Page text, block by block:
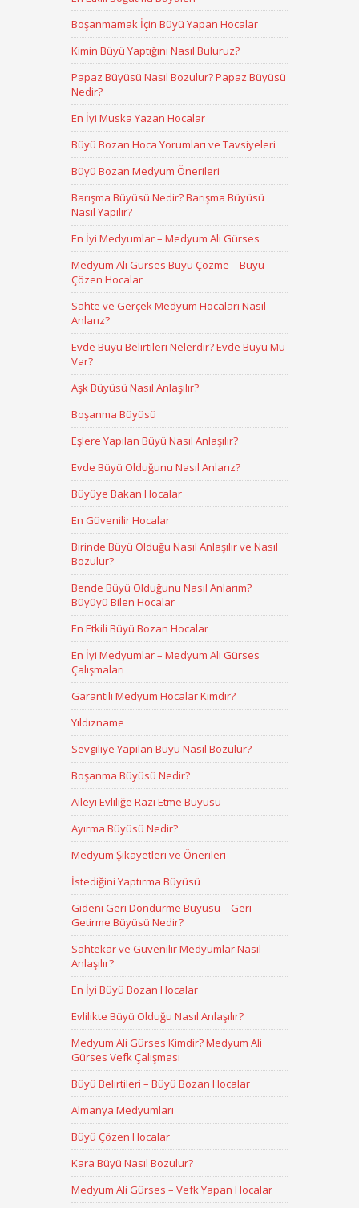
Boşanmamak İçin Büyü Yapan Hocalar
Kimin Büyü Yaptığını Nasıl Buluruz?
Papaz Büyüsü Nasıl Bozulur? Papaz Büyüsü
Nedir?
En İyi Muska Yazan Hocalar
Büyü Bozan Hoca Yorumları ve Tavsiyeleri
Büyü Bozan Medyum Önerileri
Barışma Büyüsü Nedir? Barışma Büyüsü
Nasıl Yapılır?
En İyi Medyumlar – Medyum Ali Gürses
Medyum Ali Gürses Büyü Çözme – Büyü
Çözen Hocalar
Sahte ve Gerçek Medyum Hocaları Nasıl
Anlarız?
Evde Büyü Belirtileri Nelerdir? Evde Büyü Mü
Var?
Aşk Büyüsü Nasıl Anlaşılır?
Boşanma Büyüsü
Eşlere Yapılan Büyü Nasıl Anlaşılır?
Evde Büyü Olduğunu Nasıl Anlarız?
Büyüye Bakan Hocalar
En Güvenilir Hocalar
Birinde Büyü Olduğu Nasıl Anlaşılır ve Nasıl
Bozulur?
Bende Büyü Olduğunu Nasıl Anlarım?
Büyüyü Bilen Hocalar
En Etkili Büyü Bozan Hocalar
En İyi Medyumlar – Medyum Ali Gürses
Çalışmaları
Garantili Medyum Hocalar Kimdir?
Yıldızname
Sevgiliye Yapılan Büyü Nasıl Bozulur?
Boşanma Büyüsü Nedir?
Aileyi Evliliğe Razı Etme Büyüsü
Ayırma Büyüsü Nedir?
Medyum Şikayetleri ve Önerileri
İstediğini Yaptırma Büyüsü
Gideni Geri Döndürme Büyüsü – Geri
Getirme Büyüsü Nedir?
Sahtekar ve Güvenilir Medyumlar Nasıl
Anlaşılır?
En İyi Büyü Bozan Hocalar
Evlilikte Büyü Olduğu Nasıl Anlaşılır?
Medyum Ali Gürses Kimdir? Medyum Ali
Gürses Vefk Çalışması
Büyü Belirtileri – Büyü Bozan Hocalar
Almanya Medyumları
Büyü Çözen Hocalar
Kara Büyü Nasıl Bozulur?
Medyum Ali Gürses – Vefk Yapan Hocalar